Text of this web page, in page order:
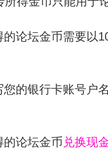
的论坛金币需要以
您的银行卡账号户
的论坛金币 兑换现